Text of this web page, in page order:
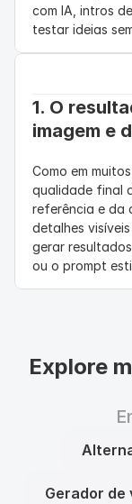
com IA, intros
testar ideias
1. O
imagem e
Como em
qualidade final
referência e da
detalhes
gerar
ou o prompt
Explore
Gerador de